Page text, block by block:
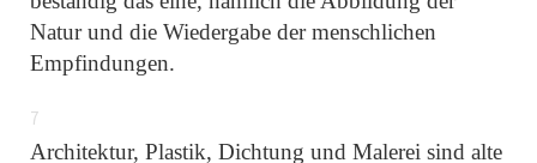
Natur und die Wiedergabe der menschlichen
Empfindungen.
7
Architektur, Plastik, Dichtung und Malerei sind alte